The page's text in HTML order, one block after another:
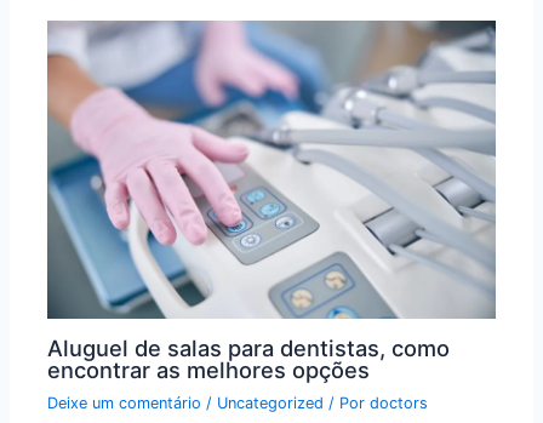
Aluguel de salas para dentistas, como
encontrar as melhores opções
Deixe um comentário / Uncategorized / Pordoctors